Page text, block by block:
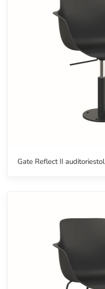
Gate Reflect II auditoriestol